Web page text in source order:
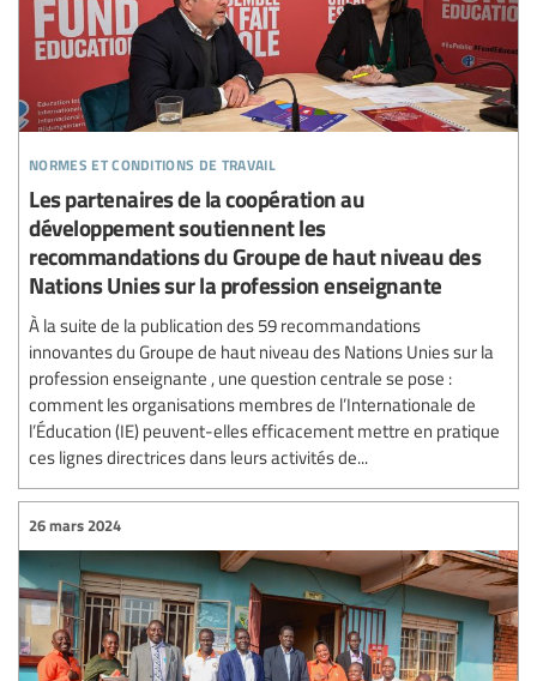
normes et conditions de travail
Les partenaires de la coopération au
développement soutiennent les
recommandations du Groupe de haut niveau des
Nations Unies sur la profession enseignante
À la suite de la publication des 59 recommandations
innovantes du Groupe de haut niveau des Nations Unies sur la
profession enseignante , une question centrale se pose :
comment les organisations membres de l’Internationale de
l’Éducation (IE) peuvent-elles efficacement mettre en pratique
ces lignes directrices dans leurs activités de...
26 mars 2024